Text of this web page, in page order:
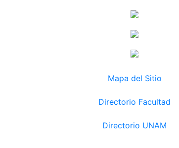
Mapa del Sitio
Directorio Facultad
Directorio UNAM